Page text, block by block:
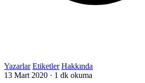
Yazarlar Etiketler Hakkında
13 Mart 2020 · 1 dk okuma